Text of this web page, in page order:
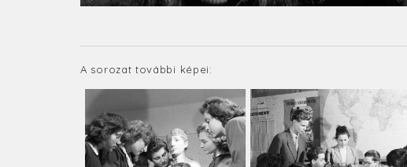
A sorozat további képei: